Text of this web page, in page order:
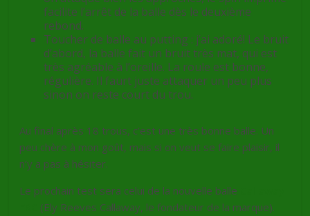
facilite l’arrêt de la balle dès le deuxième
rebond.
Toucher de balle au putting : j’ai adoré! Le bruit
d’abord, la balle fait un bruit très mat, qui est
très agréable à l’oreille. La roule est bonne,
régulière. Il faurt juste attaquer un peu plus
sinon on reste court du trou.
Au final après 18 trous, c’est une très bonne balle. Un
peu chère à mon goût, mais si on veut se faire plaisir, il
n’y a pas à hésiter.
Le prochain test sera celui de la nouvelle balle
(Ely Reeves Callaway, le fondateur de la marque).